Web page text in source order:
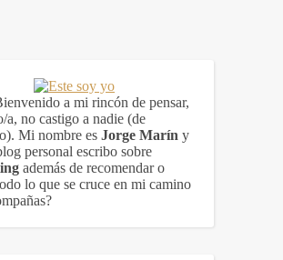
a mi rincón de pensar,
a, no castigo a nadie (de
Mi nombre es Jorge Marín y
personal escribo sobre
además de recomendar o
lo que se cruce en mi camino